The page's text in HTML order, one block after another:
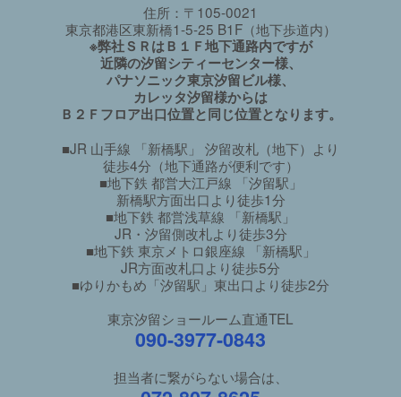
住所：〒105-0021
東京都港区東新橋1-5-25 B1F（地下歩道内）
※弊社ＳＲはＢ１Ｆ地下通路内ですが
近隣の汐留シティーセンター様、
パナソニック東京汐留ビル様、
カレッタ汐留様からは
Ｂ２Ｆフロア出口位置と同じ位置となります。
■JR 山手線 「新橋駅」 汐留改札（地下）より
徒歩4分（地下通路が便利です）
■地下鉄 都営大江戸線 「汐留駅」
新橋駅方面出口より徒歩1分
■地下鉄 都営浅草線 「新橋駅」
JR・汐留側改札より徒歩3分
■地下鉄 東京メトロ銀座線 「新橋駅」
JR方面改札口より徒歩5分
■ゆりかもめ「汐留駅」東出口より徒歩2分
東京汐留ショールーム直通TEL
090-3977-0843
担当者に繋がらない場合は、